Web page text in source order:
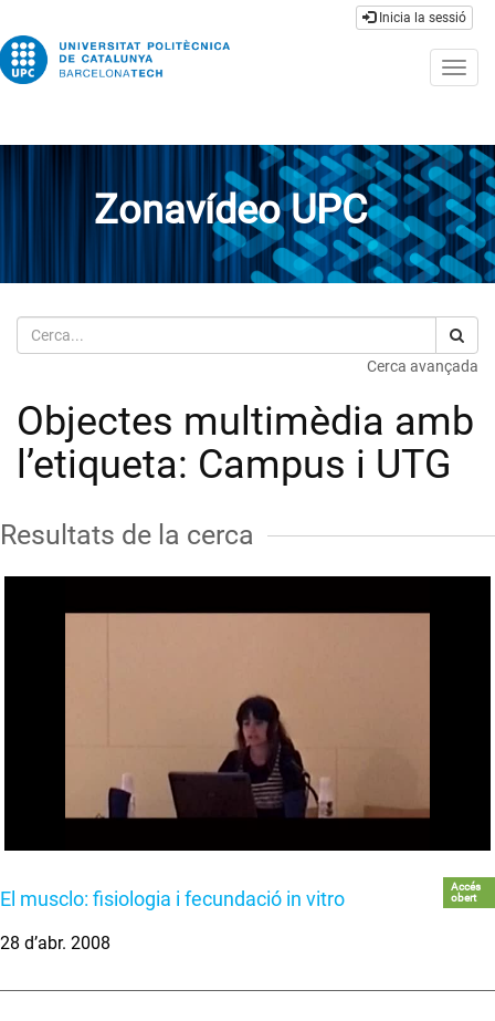
Inicia la sessió
Zonavídeo UPC
Cerca
Cerca avançada
Objectes multimèdia amb
l’etiqueta: Campus i UTG
Resultats de la cerca
El musclo: fisiologia i fecundació in vitro
Accés
obert
28 d’abr. 2008